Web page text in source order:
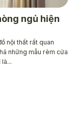
ngủ hiện
nội thất rất quan
những mẫu rèm cửa